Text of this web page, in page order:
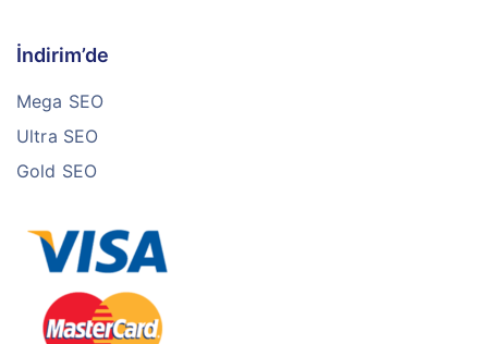
İndirim’de
Mega SEO
Ultra SEO
Gold SEO